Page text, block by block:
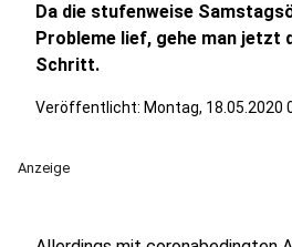
Da die stufenweise
Probleme lief, gehe man jetzt
Schritt.
Veröffentlicht: Montag, 18.05.2020
Anzeige